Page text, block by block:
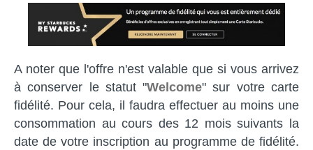
A noter que l'offre n'est valable que si vous arrivez
à conserver le statut "Welcome" sur votre carte
fidélité. Pour cela, il faudra effectuer au moins une
consommation au cours des 12 mois suivants la
date de votre inscription au programme de fidélité.